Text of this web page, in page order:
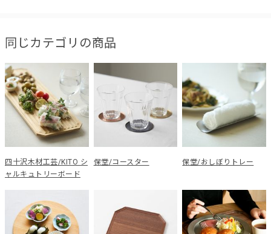
同じカテゴリの商品
四十沢木材工芸/KITO シ
ャルキュトリーボード
保堂/コースター 保堂/おしぼりトレー